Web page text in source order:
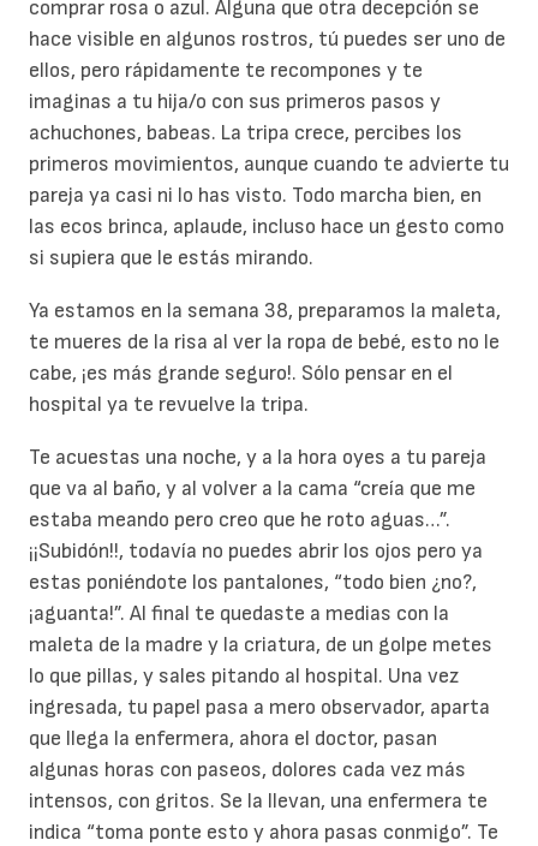
comprar rosa o azul. Alguna que otra decepción se
hace visible en algunos rostros, tú puedes ser uno de
ellos, pero rápidamente te recompones y te
imaginas a tu hija/o con sus primeros pasos y
achuchones, babeas. La tripa crece, percibes los
primeros movimientos, aunque cuando te advierte tu
pareja ya casi ni lo has visto. Todo marcha bien, en
las ecos brinca, aplaude, incluso hace un gesto como
si supiera que le estás mirando.
Ya estamos en la semana 38, preparamos la maleta,
te mueres de la risa al ver la ropa de bebé, esto no le
cabe, ¡es más grande seguro!. Sólo pensar en el
hospital ya te revuelve la tripa.
Te acuestas una noche, y a la hora oyes a tu pareja
que va al baño, y al volver a la cama “creía que me
estaba meando pero creo que he roto aguas…”.
¡¡Subidón!!, todavía no puedes abrir los ojos pero ya
estas poniéndote los pantalones, “todo bien ¿no?,
¡aguanta!”. Al final te quedaste a medias con la
maleta de la madre y la criatura, de un golpe metes
lo que pillas, y sales pitando al hospital. Una vez
ingresada, tu papel pasa a mero observador, aparta
que llega la enfermera, ahora el doctor, pasan
algunas horas con paseos, dolores cada vez más
intensos, con gritos. Se la llevan, una enfermera te
indica “toma ponte esto y ahora pasas conmigo”. Te